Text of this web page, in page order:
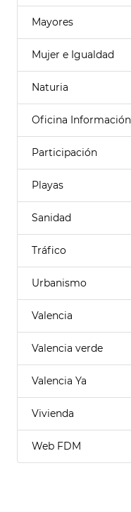
Mayores
Mujer e Igualdad
Naturia
Oficina
Participación
Playas
Sanidad
Tráfico
Urbanismo
Valencia
Valencia verde
Valencia Ya
Vivienda
Web FDM